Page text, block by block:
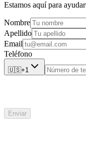
Estamos aquí para
Nombre
Apellido
Email
Teléfono
🇺🇸+1
Enviar